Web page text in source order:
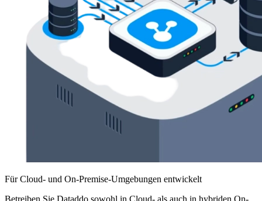
Für Cloud- und On-Premise-Umgebungen entwickelt
Betreiben Sie Dataddo sowohl in Cloud- als auch in hybriden On-